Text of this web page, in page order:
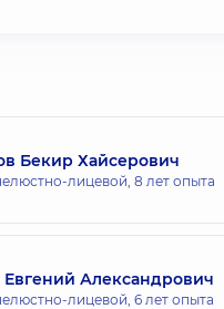
Бекир Хайсерович
лицевой, 8 лет опыта
Евгений Александрович
лицевой, 6 лет опыта